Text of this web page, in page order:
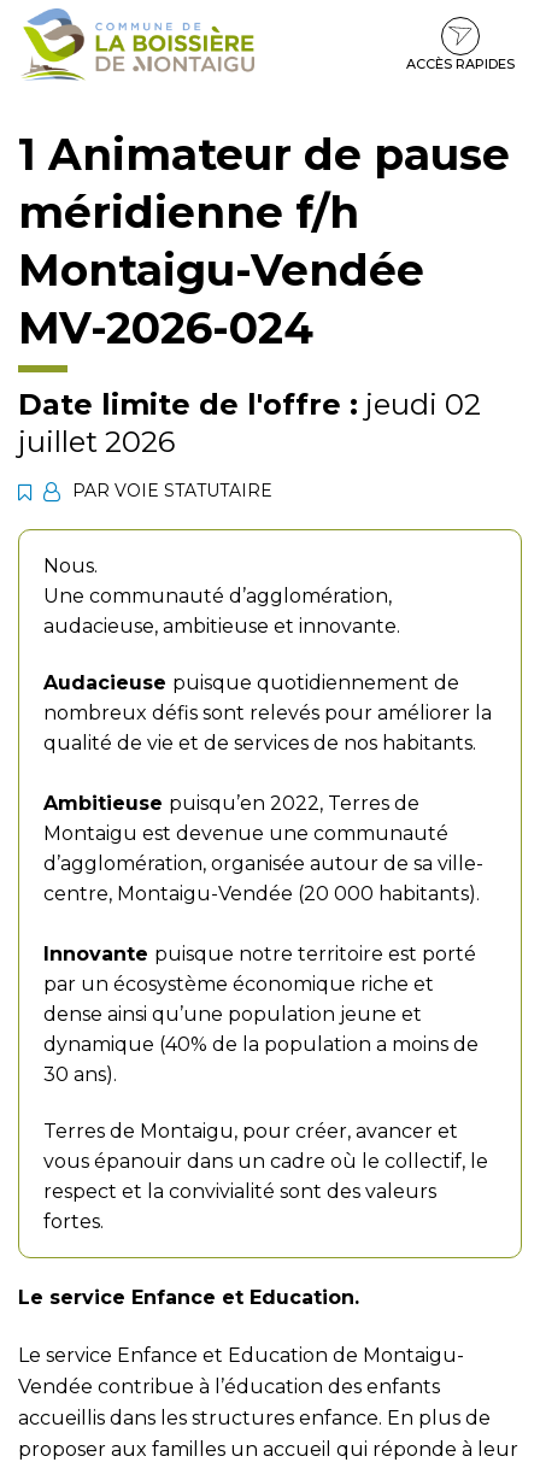
Gestion des traceurs
Aller
Aller
contenu
Aller
pied
ACCÈS RAPIDES
1 Animateur de pause
méridienne f/h
Montaigu-Vendée
MV-2026-024
Date limite de l'offre : jeudi 02
juillet 2026
PAR VOIE STATUTAIRE
Nous.
Une communauté d’agglomération,
audacieuse, ambitieuse et innovante.
Audacieuse puisque quotidiennement de
nombreux défis sont relevés pour améliorer la
qualité de vie et de services de nos habitants.
Ambitieuse puisqu’en 2022, Terres de
Montaigu est devenue une communauté
d’agglomération, organisée autour de sa ville-
centre, Montaigu-Vendée (20 000 habitants).
Innovante puisque notre territoire est porté
par un écosystème économique riche et
dense ainsi qu’une population jeune et
dynamique (40% de la population a moins de
30 ans).
Terres de Montaigu, pour créer, avancer et
vous épanouir dans un cadre où le collectif, le
respect et la convivialité sont des valeurs
fortes.
Le service Enfance et Education.
Le service Enfance et Education de Montaigu-
Vendée contribue à l’éducation des enfants
accueillis dans les structures enfance. En plus de
proposer aux familles un accueil qui réponde à leur